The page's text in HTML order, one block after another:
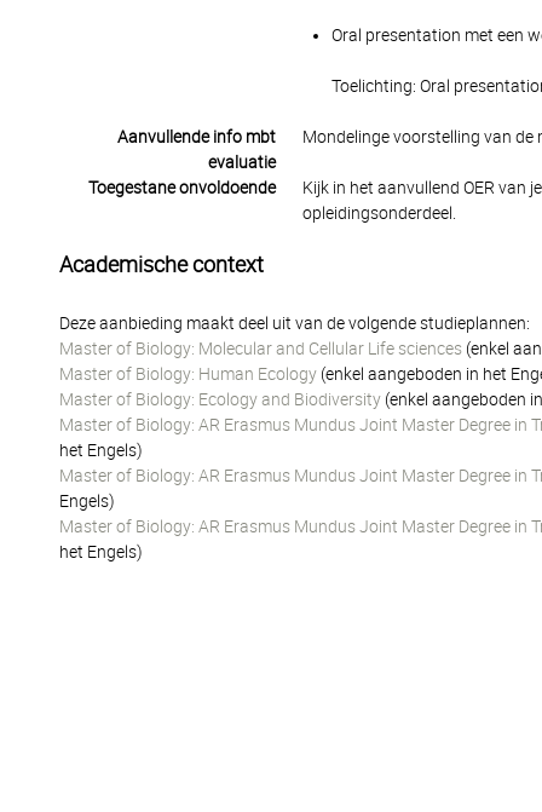
Oral presentation met een
Toelichting: Oral
Aanvullende info mbt
evaluatie
Mondelinge voorstelling van
Toegestane onvoldoende
Kijk in het aanvullend OER van
opleidingsonderdeel.
Academische context
Deze aanbieding maakt deel uit van de volgende studieplannen:
Master of Biology: Molecular and Cellular Life sciences (enkel
Master of Biology: Human Ecology (enkel aangeboden in het
Master of Biology: Ecology and Biodiversity (enkel aangeboden
Master of Biology: AR Erasmus Mundus Joint Master Degree in
het Engels)
Master of Biology: AR Erasmus Mundus Joint Master Degree in
Engels)
Master of Biology: AR Erasmus Mundus Joint Master Degree in
het Engels)